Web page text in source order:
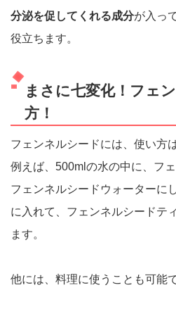
分泌を促してくれる成分が入っ
役立ちます。
まさに七変化！フェ
方！
フェンネルシードには、使い方
例えば、500mlの水の中に、フ
フェンネルシードウォーターに
に入れて、フェンネルシードテ
ます。
他には、料理に使うことも可能で